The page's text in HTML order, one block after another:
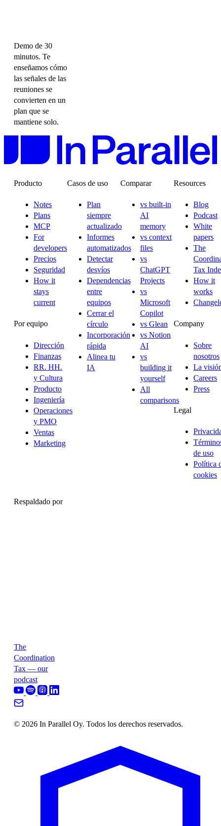
Demo de 30
minutos. Te
enseñamos cómo
las señales de las
reuniones se
convierten en un
plan que se
mantiene solo.
Producto
Notes
Plans
MCP
For
developers
Precios
Seguridad
How it
stays
current
Por equipo
Dirección
Finanzas
RR. HH.
y Cultura
Producto
Ingeniería
Operaciones
y PMO
Ventas
Marketing
Casos de uso
Plan
siempre
actualizado
Informes
automatizados
Detectar
desvíos
Dependencias
entre
equipos
Cerrar el
círculo
Incorporación
rápida
Alinea tu
IA
Comparar
vs built-in
AI
memory
vs context
files
vs
ChatGPT
Projects
vs
Microsoft
Copilot
vs Glean
vs Notion
AI
vs
building it
yourself
All
comparisons
Resources
Blog
Podcast
White
papers
The
Tax
How it
works
Company
Sobre
nosotros
La
Careers
Press
Legal
de uso
Política
cookies
Respaldado por
The
Coordination
Tax — our
podcast
© 2026 In Parallel Oy. Todos los derechos reservados.